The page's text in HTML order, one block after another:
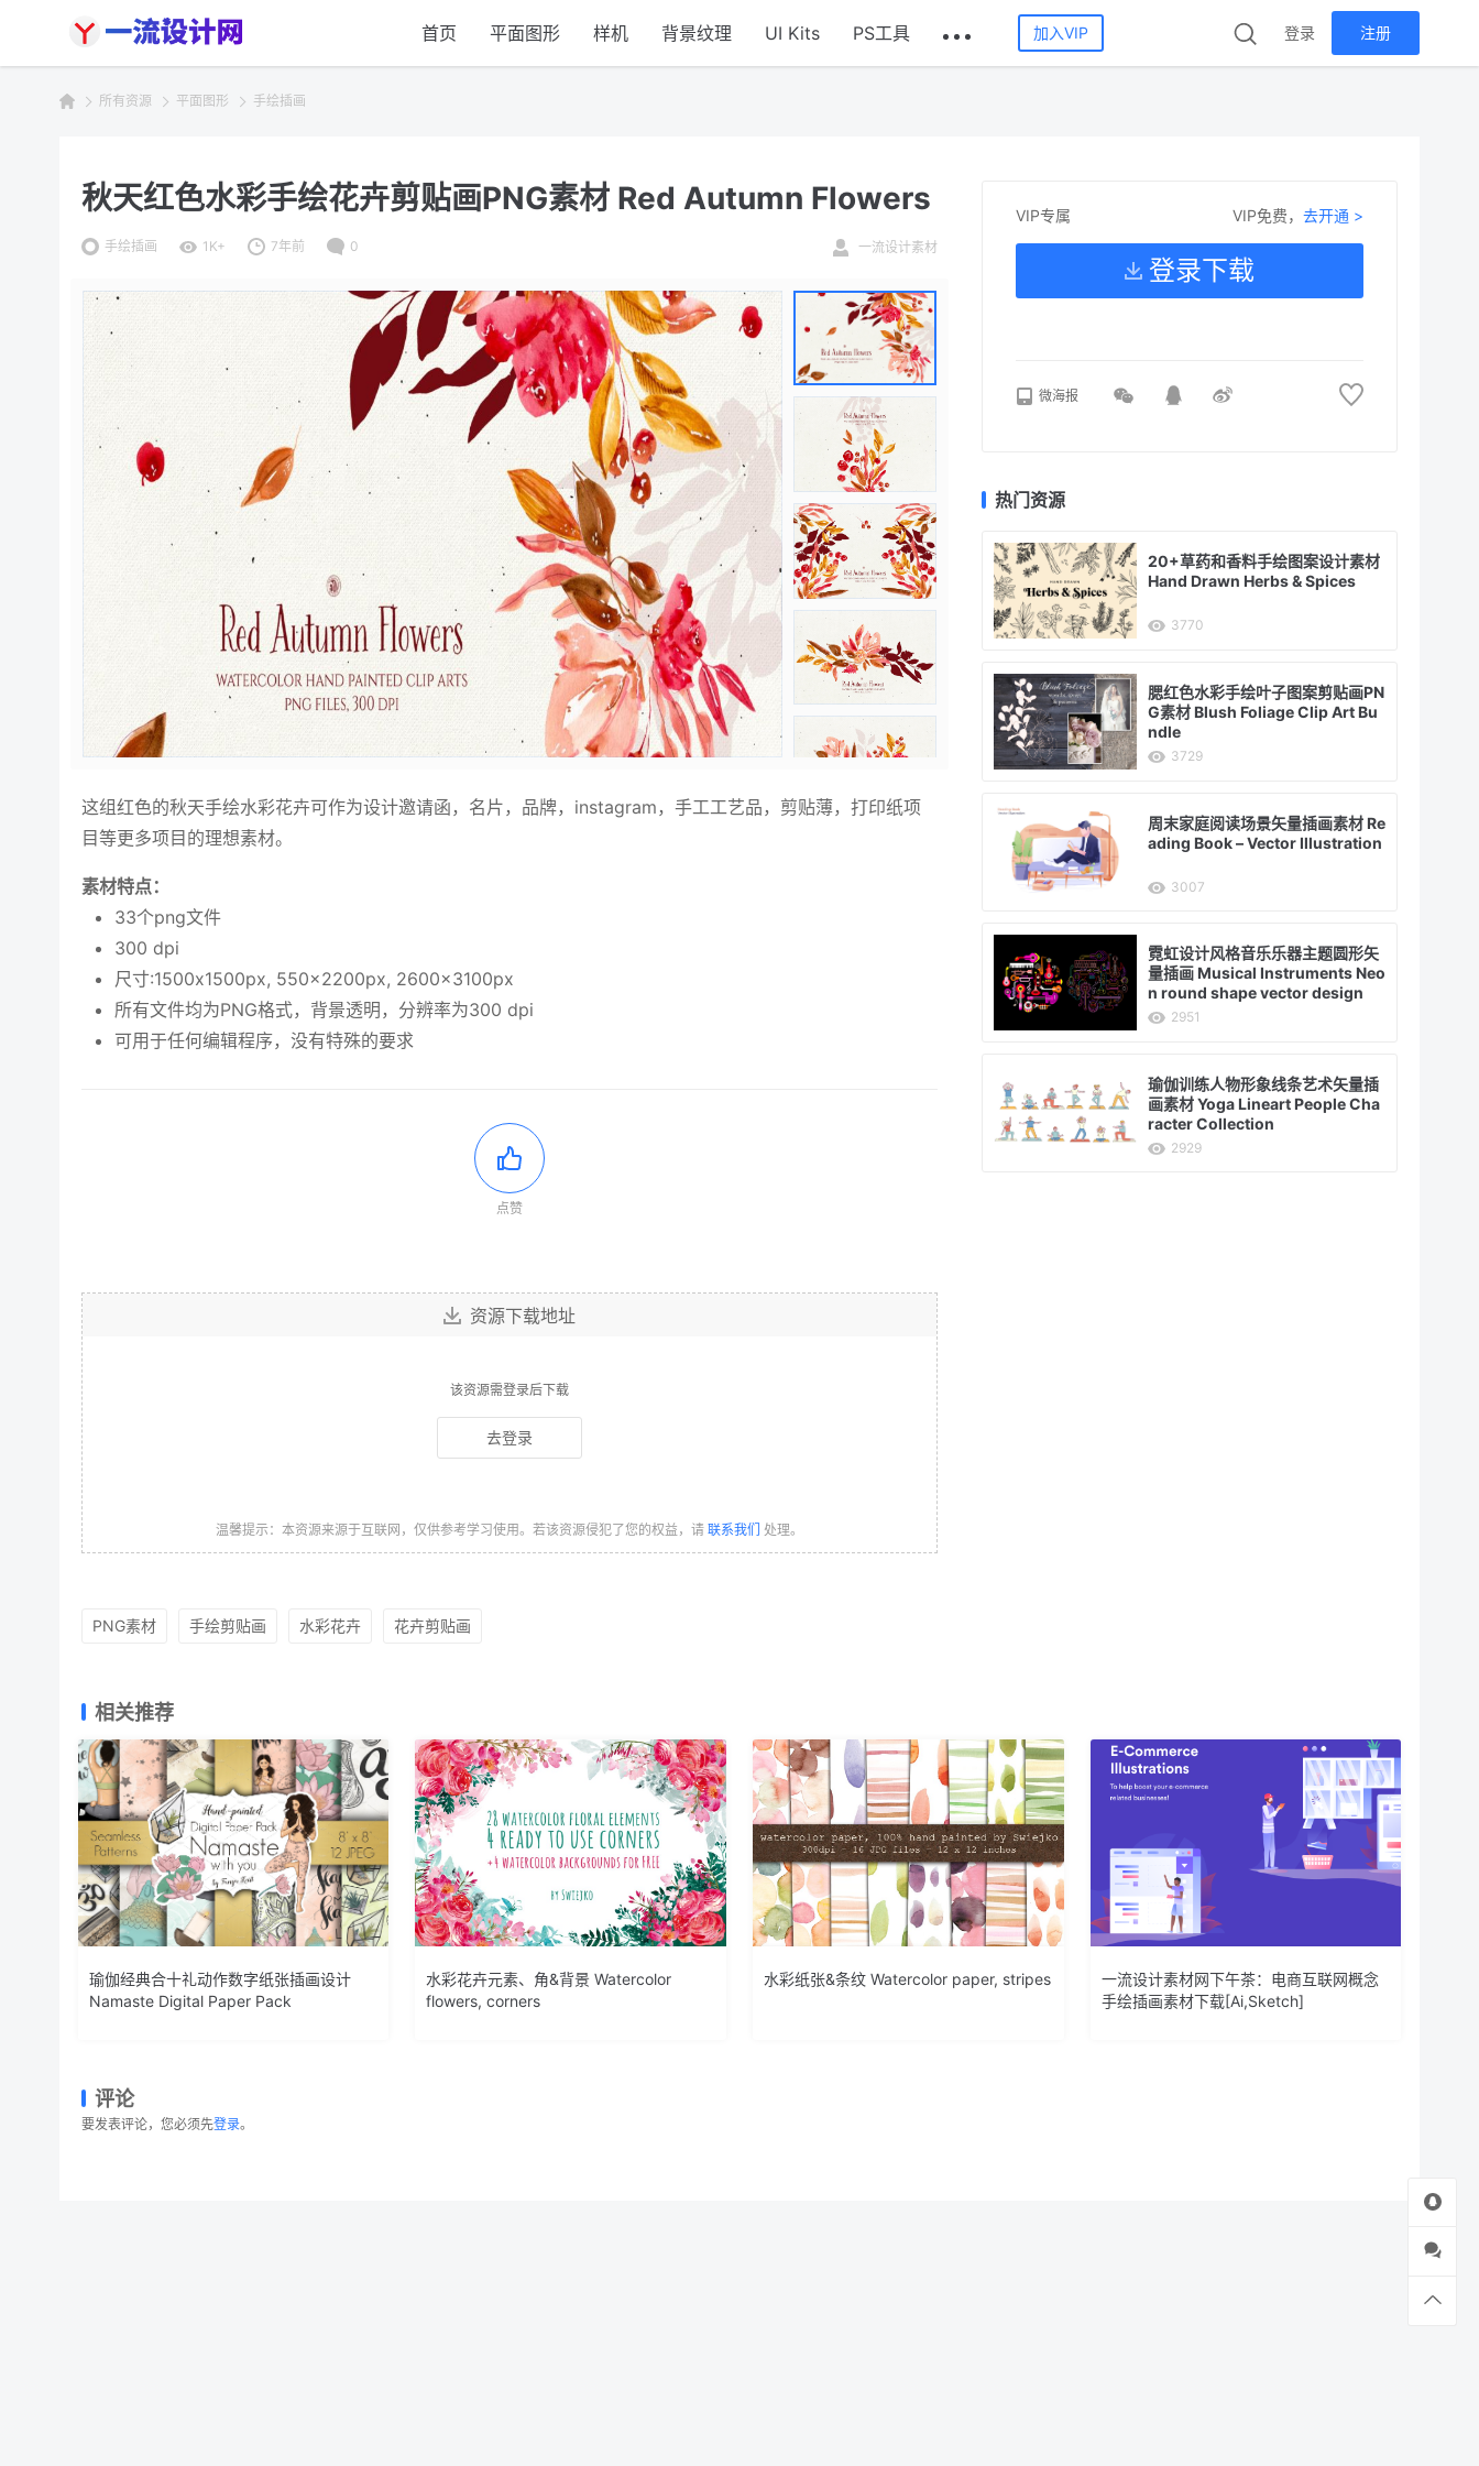
首页 平面图形 样机 背景纹理 UI Kits PS工具 加入VIP 登录 注册
所有资源 平面图形 手绘插画
秋天红色水彩手绘花卉剪贴画PNG素材 Red Autumn Flowers
手绘插画 1K+ 7年前 0 一流设计素材
这组红色的秋天手绘水彩花卉可作为设计邀请函，名片，品牌，instagram，手工工艺品，剪贴薄，打印纸项
目等更多项目的理想素材。
素材特点：
33个png文件
300 dpi
尺寸:1500x1500px, 550x2200px, 2600x3100px
所有文件均为PNG格式，背景透明，分辨率为300 dpi
可用于任何编辑程序，没有特殊的要求
点赞
资源下载地址
该资源需登录后下载
去登录
温馨提示：本资源来源于互联网，仅供参考学习使用。若该资源侵犯了您的权益，请 联系我们 处理。
VIP专属 VIP免费，去开通 >
登录下载
微海报
热门资源
20+草药和香料手绘图案设计素材
Hand Drawn Herbs & Spices
3770
腮红色水彩手绘叶子图案剪贴画PN
G素材 Blush Foliage Clip Art Bu
ndle
3729
周末家庭阅读场景矢量插画素材 Re
ading Book – Vector Illustration
3007
霓虹设计风格音乐乐器主题圆形矢
量插画 Musical Instruments Neo
n round shape vector design
2951
瑜伽训练人物形象线条艺术矢量插
画素材 Yoga Lineart People Cha
racter Collection
2929
PNG素材 手绘剪贴画 水彩花卉 花卉剪贴画
相关推荐
瑜伽经典合十礼动作数字纸张插画设计
Namaste Digital Paper Pack
水彩花卉元素、角&背景 Watercolor
flowers, corners
水彩纸张&条纹 Watercolor paper, stripes
一流设计素材网下午茶：电商互联网概念
手绘插画素材下载[Ai,Sketch]
评论
要发表评论，您必须先登录。